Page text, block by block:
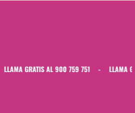
LLAMA GRATIS AL 900 759 751 LLAMA